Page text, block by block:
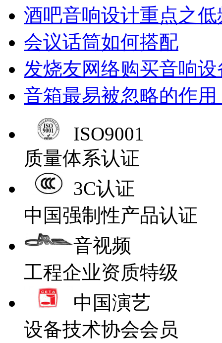
酒吧音响设计重点之
会议话筒如何搭配
发烧友网络购买音响
音箱最易被忽略的作
ISO9001
质量体系认证
3C认证
中国强制性产品认证
音视频
工程企业资质特级
中国演艺
设备技术协会会员